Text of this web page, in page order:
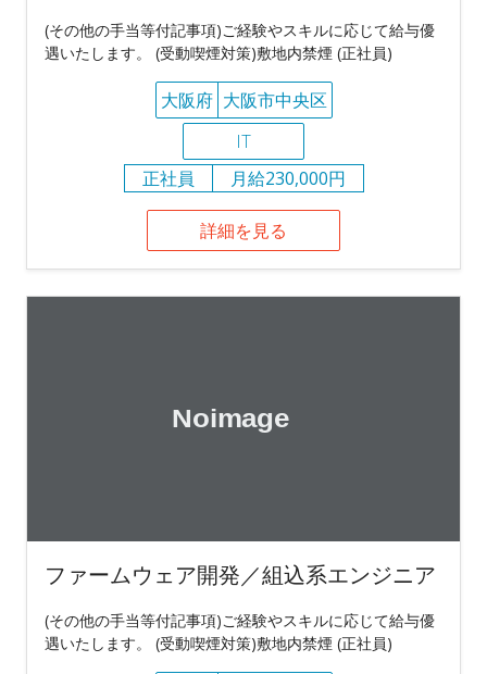
(その他の手当等付記事項)ご経験やスキルに応じて給与優
遇いたします。 (受動喫煙対策)敷地内禁煙 (正社員)
大阪府 大阪市中央区
IT
正社員
月給230,000円
詳細を見る
ファームウェア開発／組込系エンジニア
(その他の手当等付記事項)ご経験やスキルに応じて給与優
遇いたします。 (受動喫煙対策)敷地内禁煙 (正社員)